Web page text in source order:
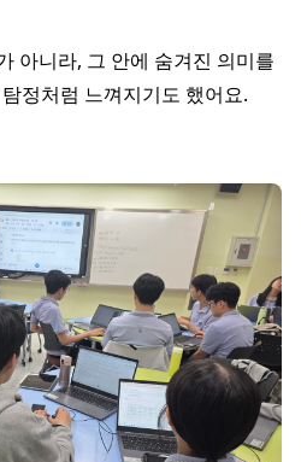
아니라, 그 안에 숨겨진 의미를
정처럼 느껴지기도 했어요.